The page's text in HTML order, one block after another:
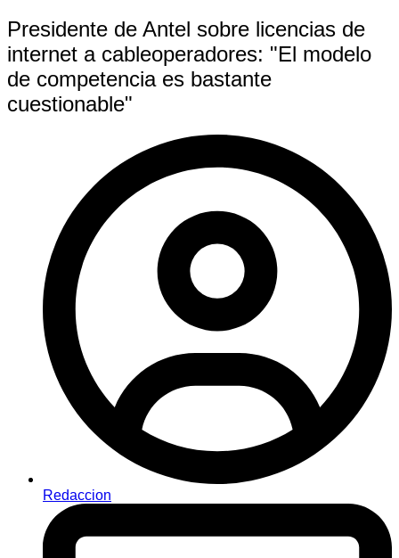
Presidente de Antel sobre licencias de
internet a cableoperadores: "El modelo
de competencia es bastante
cuestionable"
Redaccion